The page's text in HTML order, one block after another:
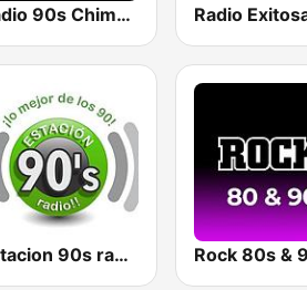
Radio 90s Chimbote Radio
Estacion 90s radio Rock 80s &